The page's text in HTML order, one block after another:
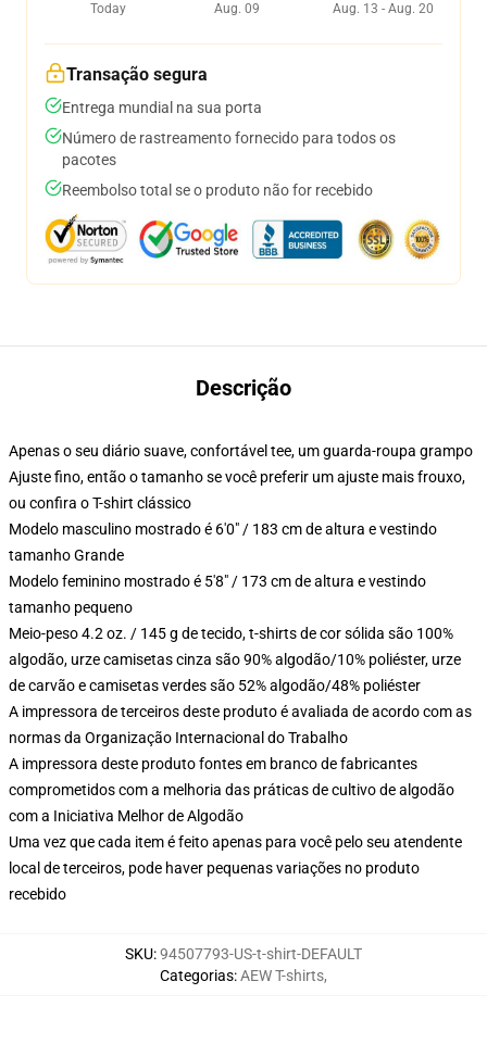
Today
Aug. 09
Aug. 13 - Aug. 20
Transação segura
Entrega mundial na sua porta
Número de rastreamento fornecido para todos os
pacotes
Reembolso total se o produto não for recebido
Descrição
Apenas o seu diário suave, confortável tee, um guarda-roupa grampo
Ajuste fino, então o tamanho se você preferir um ajuste mais frouxo,
ou confira o T-shirt clássico
Modelo masculino mostrado é 6'0" / 183 cm de altura e vestindo
tamanho Grande
Modelo feminino mostrado é 5'8" / 173 cm de altura e vestindo
tamanho pequeno
Meio-peso 4.2 oz. / 145 g de tecido, t-shirts de cor sólida são 100%
algodão, urze camisetas cinza são 90% algodão/10% poliéster, urze
de carvão e camisetas verdes são 52% algodão/48% poliéster
A impressora de terceiros deste produto é avaliada de acordo com as
normas da Organização Internacional do Trabalho
A impressora deste produto fontes em branco de fabricantes
comprometidos com a melhoria das práticas de cultivo de algodão
com a Iniciativa Melhor de Algodão
Uma vez que cada item é feito apenas para você pelo seu atendente
local de terceiros, pode haver pequenas variações no produto
recebido
SKU:94507793-US-t-shirt-DEFAULT
Categorias:AEW T-shirts,